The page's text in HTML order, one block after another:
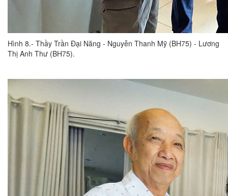
Hình 8.- Thầy Trần Đại Năng - Nguyễn Thanh Mỹ (BH75) - Lương
Thị Anh Thư (BH75).